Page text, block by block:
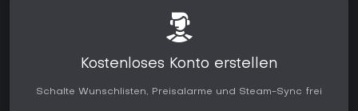
Kostenloses Konto erstellen
Schalte Wunschlisten, Preisalarme und Steam-Sync frei